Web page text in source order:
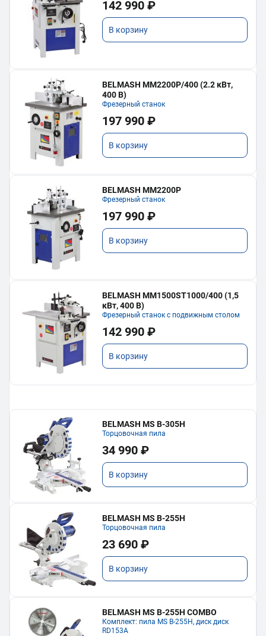
142 990 ₽
В корзину
BELMASH MM2200P/400 (2.2 кВт,
400 В)
Фрезерный станок
197 990 ₽
В корзину
BELMASH MM2200P
Фрезерный станок
197 990 ₽
В корзину
BELMASH MM1500ST1000/400 (1,5
кВт, 400 В)
Фрезерный станок с подвижным столом
142 990 ₽
В корзину
BELMASH MS B-305H
Торцовочная пила
34 990 ₽
В корзину
BELMASH MS B-255H
Торцовочная пила
23 690 ₽
В корзину
BELMASH MS B-255H COMBO
Комплект: пила MS B-255H, диск диск
RD153A